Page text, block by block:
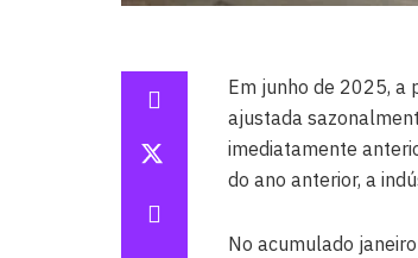
Em junho de 2025, a
ajustada
imediatamente
do ano anterior, a
No acumulado